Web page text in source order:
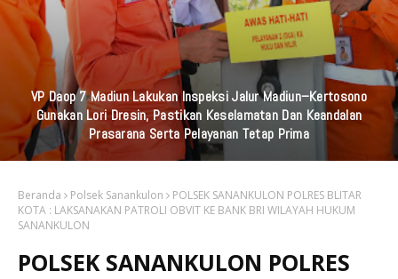
Komunitas UKM Ganesha Gelar Baksos Bersama, Bapenda Kab
Kediri, Universitas Strada Indonesia Dan STIKES Karya Husada.di
Rumah Lansia Pare
Beranda Polsek Sanankulon
POLSEK SANANKULON POLRES BLITAR
KOTA : LAKSANAKAN PATROLI OBVIT KE BANK BRI WILAYAH HUKUM
SANANKULON
POLSEK SANANKULON POLRES